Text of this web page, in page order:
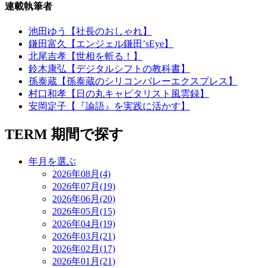
連載執筆者
池田ゆう【社長のおしゃれ】
鎌田富久【エンジェル鎌田’sEye】
北尾吉孝【世相を斬る！】
鈴木康弘【デジタルシフトの教科書】
孫泰蔵【孫泰蔵のシリコンバレーエクスプレス】
村口和孝【日の丸キャピタリスト風雲録】
安岡定子【『論語』を実践に活かす】
TERM 期間で探す
年月を選ぶ
2026年08月(4)
2026年07月(19)
2026年06月(20)
2026年05月(15)
2026年04月(19)
2026年03月(21)
2026年02月(17)
2026年01月(21)